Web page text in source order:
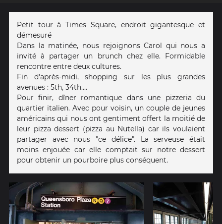
Petit tour à Times Square, endroit gigantesque et
démesuré
Dans la matinée, nous rejoignons Carol qui nous a
invité à partager un brunch chez elle. Formidable
rencontre entre deux cultures.
Fin d'après-midi, shopping sur les plus grandes
avenues : 5th, 34th....
Pour finir, dîner romantique dans une pizzeria du
quartier italien. Avec pour voisin, un couple de jeunes
américains qui nous ont gentiment offert la moitié de
leur pizza dessert (pizza au Nutella) car ils voulaient
partager avec nous "ce délice". La serveuse était
moins enjouée car elle comptait sur notre dessert
pour obtenir un pourboire plus conséquent.